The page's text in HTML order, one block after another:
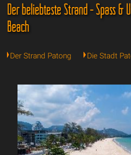
Der beliebteste Strand - Spass &
Beach
Der Strand Patong Die Stadt